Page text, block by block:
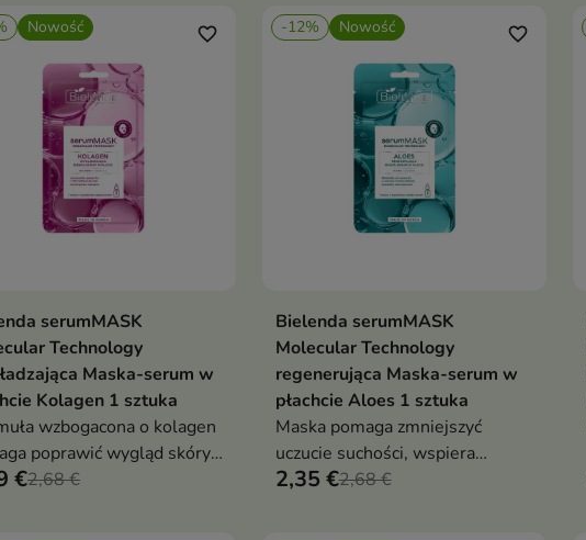
Nowość
Dodaj do koszyka
favorite_border
serumMASK
Technology
Maska-serum w
Kolagen 1 sztuka
wzbogacona o kolagen
poprawić wygląd skóry,
jej sprężystość oraz
€2,68 €
-12% Nowość
Dodaj do koszyka
favorite_border
Bielenda serumMASK
Molecular Technology
regenerująca Maska-serum w
płachcie Aloes 1 sztuka
Maska pomaga zmniejszyć
uczucie suchości, wspiera
odbudowę skóry oraz zapewnia
2,35 €2,68 €